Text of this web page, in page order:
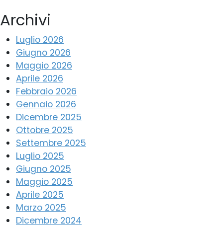
Archivi
Luglio 2026
Giugno 2026
Maggio 2026
Aprile 2026
Febbraio 2026
Gennaio 2026
Dicembre 2025
Ottobre 2025
Settembre 2025
Luglio 2025
Giugno 2025
Maggio 2025
Aprile 2025
Marzo 2025
Dicembre 2024